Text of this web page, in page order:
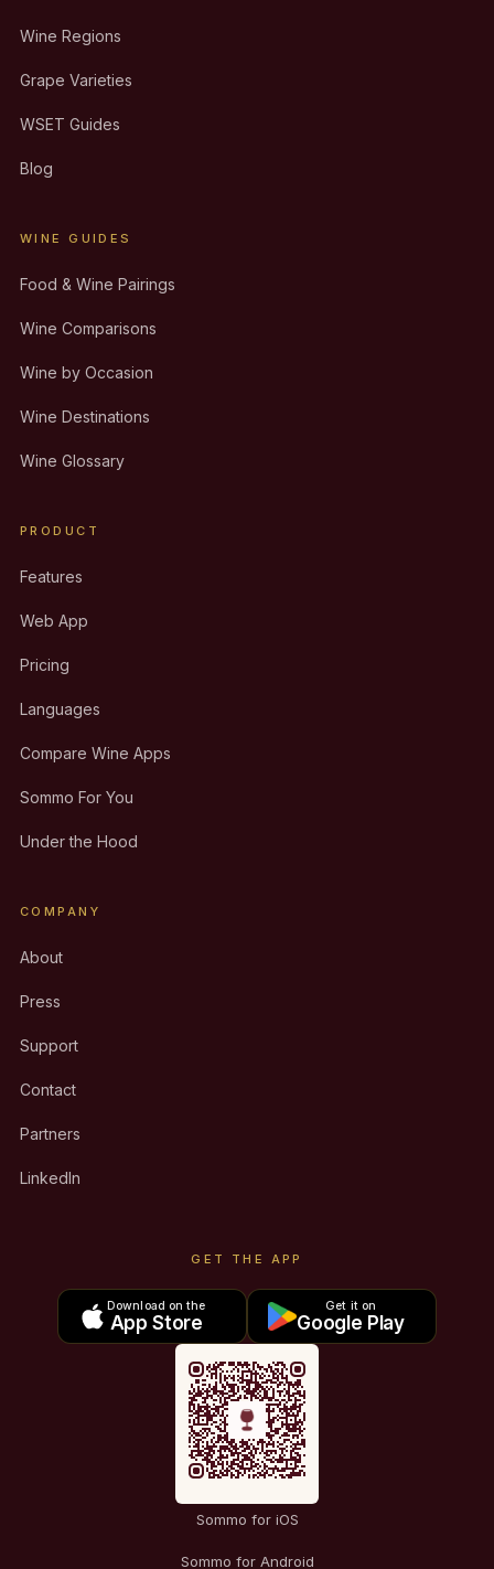
Wine Regions
Grape Varieties
WSET Guides
Blog
WINE GUIDES
Food & Wine Pairings
Wine Comparisons
Wine by Occasion
Wine Destinations
Wine Glossary
PRODUCT
Features
Web App
Pricing
Languages
Compare Wine Apps
Sommo For You
Under the Hood
COMPANY
About
Press
Support
Contact
Partners
LinkedIn
GET THE APP
Download on the
App Store
Get it on
Google Play
Sommo for iOS
Sommo for Android